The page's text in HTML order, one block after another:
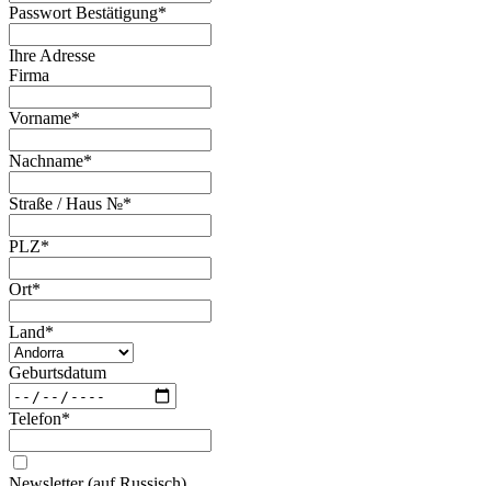
Passwort Bestätigung*
Ihre Adresse
Firma
Vorname*
Nachname*
Straße / Haus №*
PLZ*
Ort*
Land*
Geburtsdatum
Telefon*